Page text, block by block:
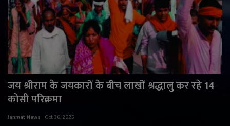
जय श्रीराम के जयकारों के बीच लाखों श्रद्धालु कर रहे 14
कोसी परिक्रमा
Janmat News Oct 30, 2025